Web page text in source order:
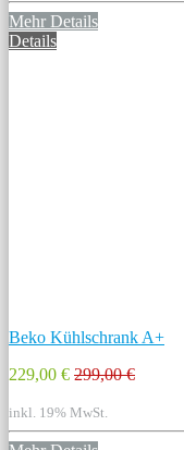
Mehr Details
Details
Beko Kühlschrank A+
229,00 € 299,00 €
inkl. 19% MwSt.